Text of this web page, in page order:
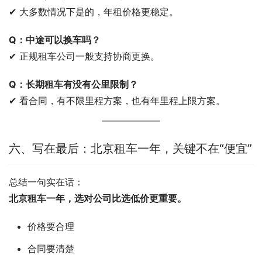
✔ 大多数情况下是的，年租价格更稳定。
Q：中途可以换车吗？
✔ 正规租车公司一般支持协商更换。
Q：长期租车有没有公里限制？
✔ 看合同，有不限里程方案，也有年里程上限方案。
六、写在最后：北京租车一年，关键不在“便宜”
总结一句实在话：
北京租车一年，选对公司比选低价更重要。
价格要合理
合同要清楚